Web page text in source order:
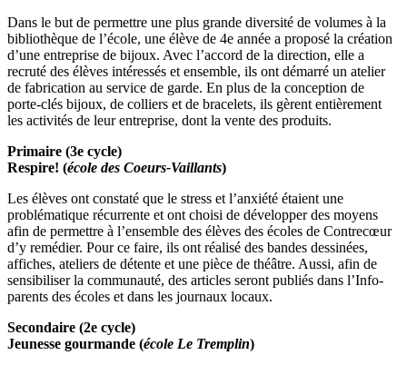
Dans le but de permettre une plus grande diversité de volumes à la
bibliothèque de l’école, une élève de 4e année a proposé la création
d’une entreprise de bijoux. Avec l’accord de la direction, elle a
recruté des élèves intéressés et ensemble, ils ont démarré un atelier
de fabrication au service de garde. En plus de la conception de
porte-clés bijoux, de colliers et de bracelets, ils gèrent entièrement
les activités de leur entreprise, dont la vente des produits.
Primaire (3e cycle)
Respire! (école des Coeurs-Vaillants)
Les élèves ont constaté que le stress et l’anxiété étaient une
problématique récurrente et ont choisi de développer des moyens
afin de permettre à l’ensemble des élèves des écoles de Contrecœur
d’y remédier. Pour ce faire, ils ont réalisé des bandes dessinées,
affiches, ateliers de détente et une pièce de théâtre. Aussi, afin de
sensibiliser la communauté, des articles seront publiés dans l’Info-
parents des écoles et dans les journaux locaux.
Secondaire (2e cycle)
Jeunesse gourmande (école Le Tremplin)